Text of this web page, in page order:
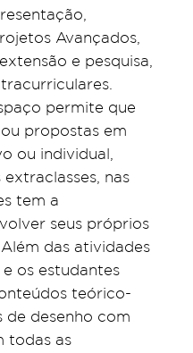
Avançados,
e pesquisa,
permite que
propostas em
ou individual,
nas
tem a
seus próprios
das atividades
os estudantes
teórico-
de desenho com
todas as